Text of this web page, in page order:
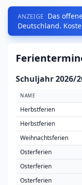
ANZEIGE Das
Deutschland.
Schuljahr 2026/
NAME
Herbstferien
Herbstferien
Weihnachtsferien
Osterferien
Osterferien
Osterferien